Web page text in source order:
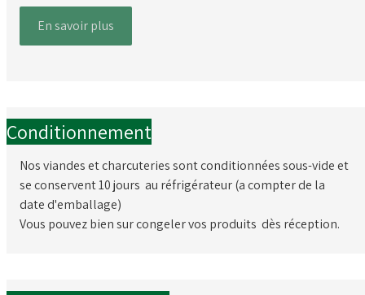
En savoir plus
Conditionnement
Nos viandes et charcuteries sont conditionnées sous-vide et
se conservent 10 jours au réfrigérateur (a compter de la
date d'emballage)
Vous pouvez bien sur congeler vos produits dès réception.